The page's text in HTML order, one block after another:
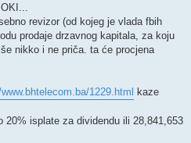
revizor (od kojeg je vlada fbih
prodaje drzavnog kapitala, za koju
nikko i ne priča. ta će procjena
1229.html
kaze
20% isplate za dividendu ili 28,841,653